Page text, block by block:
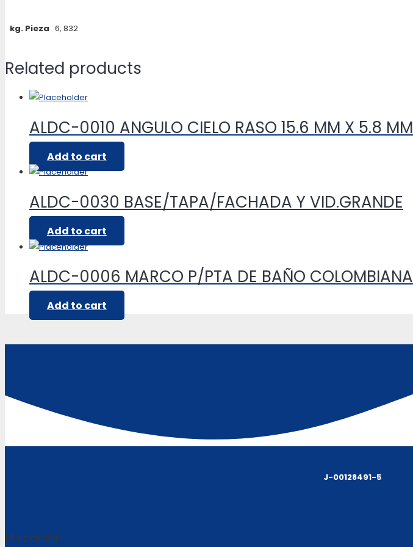
kg. Pieza 6, 832
Related products
ALDC-0010 ANGULO CIELO RASO 15.6 MM X 5.8 MM
Add to cart
ALDC-0030 BASE/TAPA/FACHADA Y VID.GRANDE
Add to cart
ALDC-0006 MARCO P/PTA DE BAÑO COLOMBIANA
Add to cart
J-00128491-5
Ubicación: